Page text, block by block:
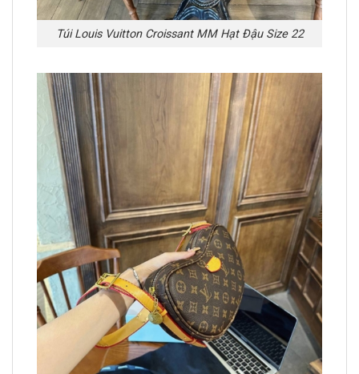
Túi Louis Vuitton Croissant MM Hạt Đậu Size 22